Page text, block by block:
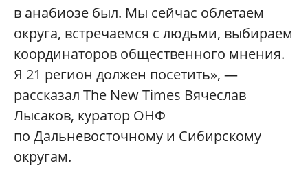
в анабиозе был. Мы сейчас облетаем
округа, встречаемся с людьми, выбираем
координаторов общественного мнения.
Я 21 регион должен посетить», —
рассказал The New Times Вячеслав
Лысаков, куратор ОНФ
по Дальневосточному и Сибирскому
округам.